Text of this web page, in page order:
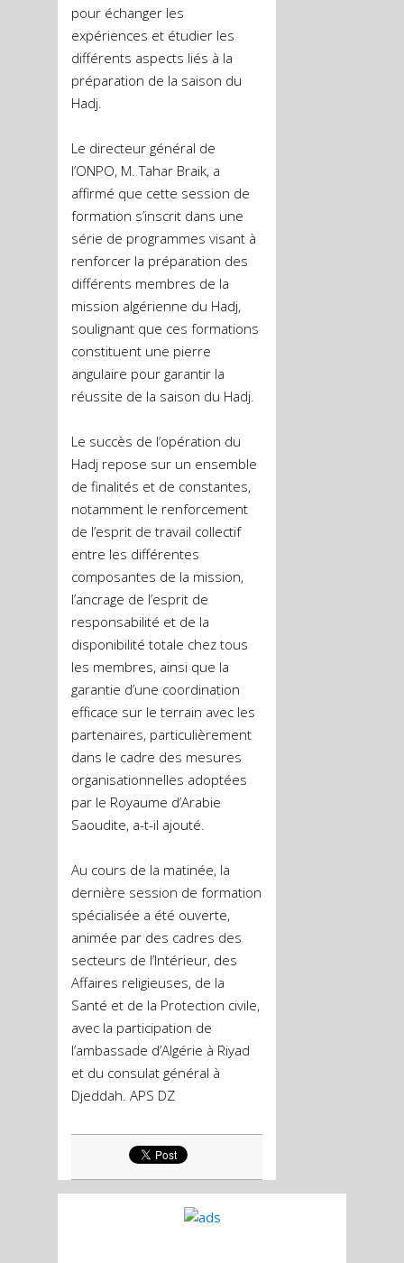
pour échanger les
expériences et étudier les
différents aspects liés à la
préparation de la saison du
Hadj.
Le directeur général de
l’ONPO, M. Tahar Braik, a
affirmé que cette session de
formation s’inscrit dans une
série de programmes visant à
renforcer la préparation des
différents membres de la
mission algérienne du Hadj,
soulignant que ces formations
constituent une pierre
angulaire pour garantir la
réussite de la saison du Hadj.
Le succès de l’opération du
Hadj repose sur un ensemble
de finalités et de constantes,
notamment le renforcement
de l’esprit de travail collectif
entre les différentes
composantes de la mission,
l’ancrage de l’esprit de
responsabilité et de la
disponibilité totale chez tous
les membres, ainsi que la
garantie d’une coordination
efficace sur le terrain avec les
partenaires, particulièrement
dans le cadre des mesures
organisationnelles adoptées
par le Royaume d’Arabie
Saoudite, a-t-il ajouté.
Au cours de la matinée, la
dernière session de formation
spécialisée a été ouverte,
animée par des cadres des
secteurs de l’Intérieur, des
Affaires religieuses, de la
Santé et de la Protection civile,
avec la participation de
l’ambassade d’Algérie à Riyad
et du consulat général à
Djeddah. APS DZ